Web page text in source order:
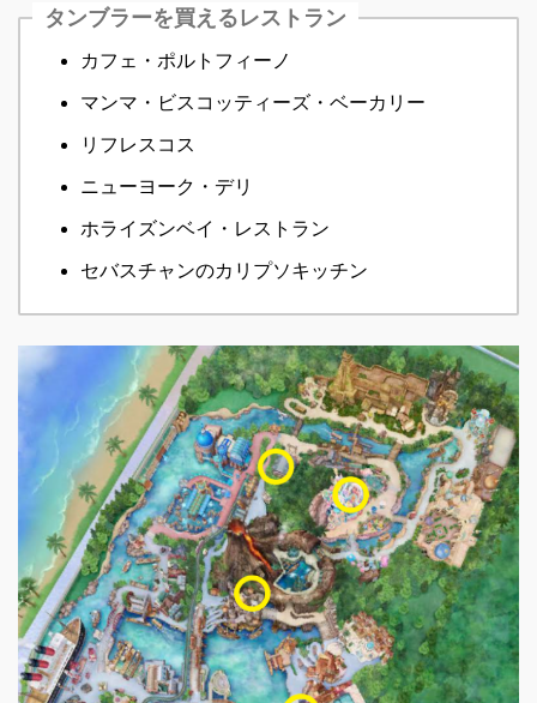
タンブラーを買えるレストラン
カフェ・ポルトフィーノ
マンマ・ビスコッティーズ・ベーカリー
リフレスコス
ニューヨーク・デリ
ホライズンベイ・レストラン
セバスチャンのカリプソキッチン